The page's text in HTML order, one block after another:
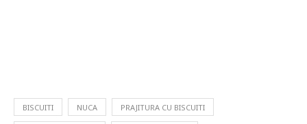
BISCUITI NUCA PRAJITURA CU BISCUITI